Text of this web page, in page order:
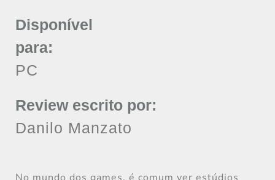
Disponível
para:
PC
Review escrito por:
Danilo Manzato